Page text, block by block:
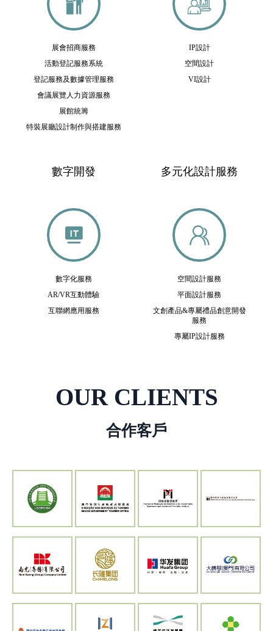
展會招商服務
活動登記服務系統
登記服務及數據管理服務
會議展覽人力資源服務
展館統籌
特裝展廳設計制作與搭建服務
IP設計
空間設計
VI設計
數字開發
數字化服務
AR/VR互動體驗
互聯網應用服務
多元化設計服務
空間設計服務
平面設計服務
文創產品&專屬禮品創意開發
服務
專屬IP設計服務
OUR CLIENTS
合作客戶